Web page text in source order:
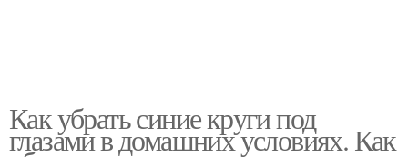
Как убрать синие круги под
глазами в домашних условиях. Как